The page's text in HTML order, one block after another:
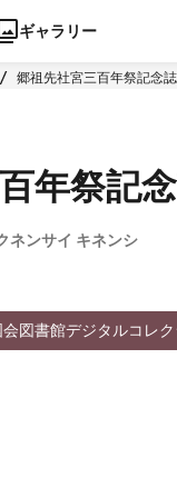
ギャラリー
郷祖先社宮三百年祭記念誌
年祭記
ネンサイ キネンシ
会図書館デジタルコレ